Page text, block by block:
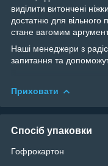
виділити витончені
достатню для
стане вагомим
Наші менеджери з
запитання та
Приховати
Спосіб упаковки
Гофрокартон